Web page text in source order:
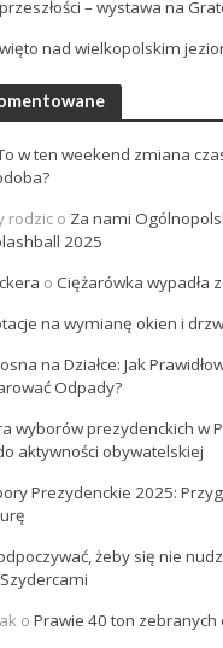
– wystawa na
nad wielkopolskim
w ten weekend zmiana
rodzico Za nami
2025
o Ciężarówka wypadła
na wymianę okien i
na Działce: Jak
Odpady?
wyborów prezydenckich w
aktywności obywatelskiej
Prezydenckie 2025:
żeby się nie
o Prawie 40 ton zebranych